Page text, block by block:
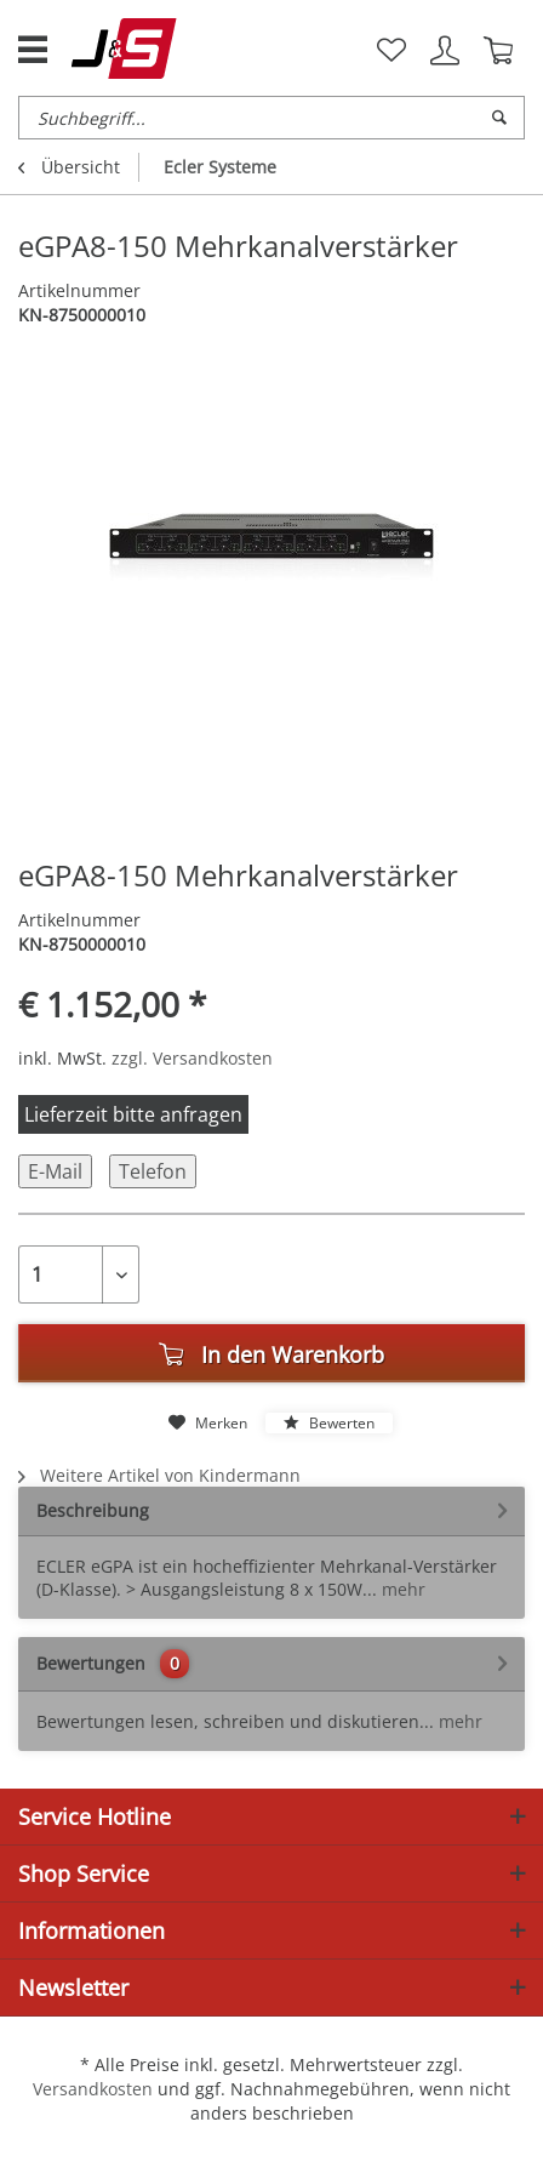
Übersicht Ecler Systeme
eGPA8-150 Mehrkanalverstärker
Artikelnummer
KN-8750000010
eGPA8-150 Mehrkanalverstärker
Artikelnummer
KN-8750000010
€ 1.152,00 *
inkl. MwSt. zzgl. Versandkosten
Lieferzeit bitte anfragen
E-Mail Telefon
In den Warenkorb
Merken Bewerten
Weitere Artikel von Kindermann
Beschreibung
ECLER eGPA ist ein hocheffizienter Mehrkanal-Verstärker
(D-Klasse). > Ausgangsleistung 8 x 150W... mehr
Bewertungen 0
Bewertungen lesen, schreiben und diskutieren... mehr
Service Hotline
Shop Service
Informationen
Newsletter
* Alle Preise inkl. gesetzl. Mehrwertsteuer zzgl.
Versandkosten und ggf. Nachnahmegebühren, wenn nicht
anders beschrieben